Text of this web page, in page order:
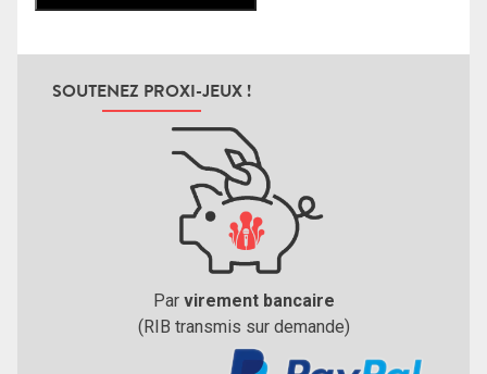
SOUTENEZ PROXI-JEUX !
Par virement bancaire
(RIB transmis sur demande)